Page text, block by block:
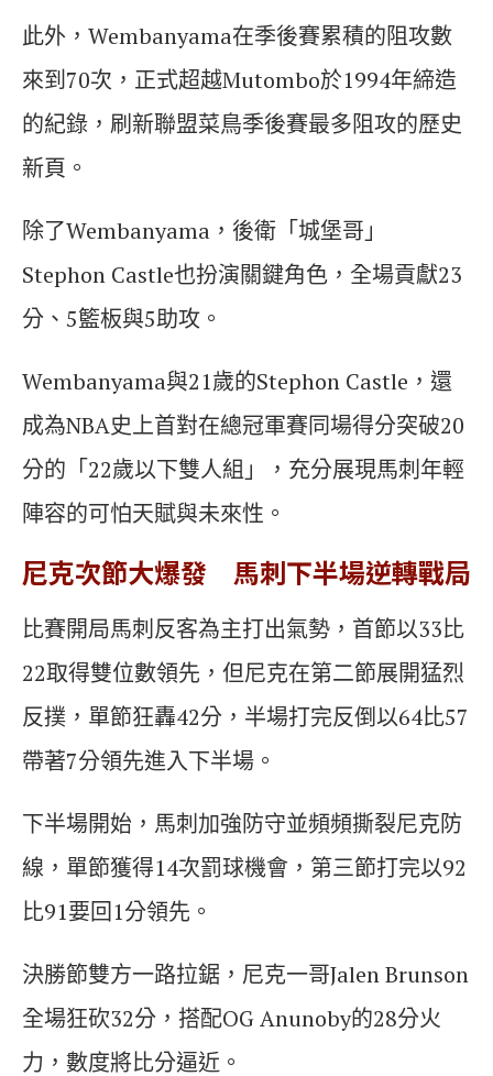
此外，Wembanyama在季後賽累積的阻攻數
來到70次，正式超越Mutombo於1994年締造
的紀錄，刷新聯盟菜鳥季後賽最多阻攻的歷史
新頁。
除了Wembanyama，後衛「城堡哥」
Stephon Castle也扮演關鍵角色，全場貢獻23
分、5籃板與5助攻。
Wembanyama與21歲的Stephon Castle，還
成為NBA史上首對在總冠軍賽同場得分突破20
分的「22歲以下雙人組」，充分展現馬刺年輕
陣容的可怕天賦與未來性。
尼克次節大爆發 馬刺下半場逆轉戰局
比賽開局馬刺反客為主打出氣勢，首節以33比
22取得雙位數領先，但尼克在第二節展開猛烈
反撲，單節狂轟42分，半場打完反倒以64比57
帶著7分領先進入下半場。
下半場開始，馬刺加強防守並頻頻撕裂尼克防
線，單節獲得14次罰球機會，第三節打完以92
比91要回1分領先。
決勝節雙方一路拉鋸，尼克一哥Jalen Brunson
全場狂砍32分，搭配OG Anunoby的28分火
力，數度將比分逼近。